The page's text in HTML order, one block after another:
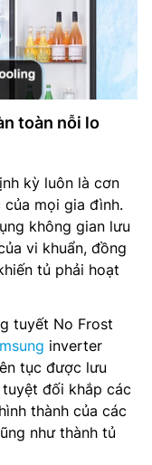
toàn nỗi lo
kỳ luôn là cơn
mọi gia đình.
không gian lưu
vi khuẩn, đồng
tủ phải hoạt
tuyết No Frost
inverter
tục được lưu
đối khắp các
thành của các
như thành tủ